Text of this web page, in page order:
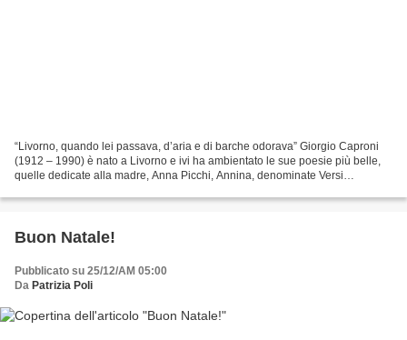
“Livorno, quando lei passava, d’aria e di barche odorava” Giorgio Caproni
(1912 – 1990) è nato a Livorno e ivi ha ambientato le sue poesie più belle,
quelle dedicate alla madre, Anna Picchi, Annina, denominate Versi
Buon Natale!
Pubblicato su 25/12/AM 05:00
Da Patrizia Poli